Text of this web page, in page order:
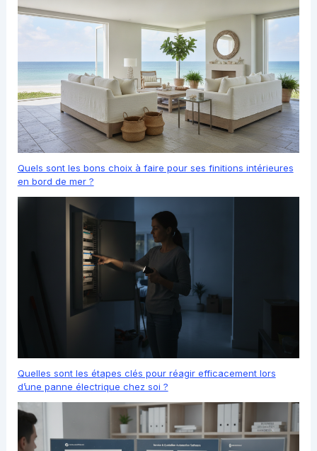
Quels sont les bons choix à faire pour ses finitions intérieures
en bord de mer ?
Quelles sont les étapes clés pour réagir efficacement lors
d’une panne électrique chez soi ?